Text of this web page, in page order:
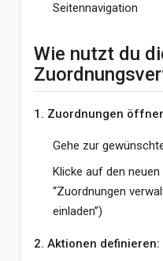
Seitennavigation
Wie nutzt du
1. Zuordnungen
Gehe zur
Klicke auf den
“Zuordnungen
einladen”)
2. Aktionen definieren: